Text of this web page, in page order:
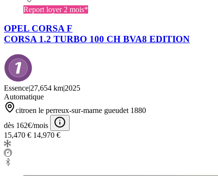
Report loyer 2 mois*
OPEL CORSA F
CORSA 1.2 TURBO 100 CH BVA8 EDITION
Essence|27,654 km|2025
Automatique
citroen le perreux-sur-marne gueudet 1880
dès 162€/mois
15,470 € 14,970 €